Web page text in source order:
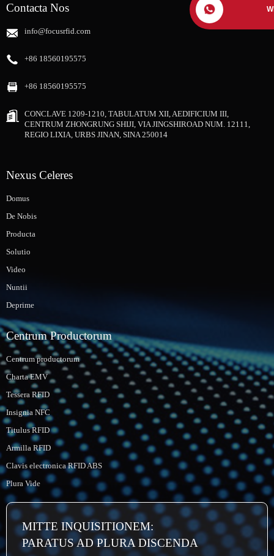
Contacta Nos
info@focusrfid.com
+86 18560195575
+86 18560195575
CONCLAVE 1209-1210, TABULATUM XII, AEDIFICIUM III,
CENTRUM ZHONGRUNG SHIJI, VIA JINGSHIROAD NUM. 12111,
REGIO LIXIA, URBS JINAN, SINA 250014
Nexus Celeres
Domus
De Nobis
Producta
Solutio
Video
Nuntii
Deprime
Centrum Productorum
Centrum productorum
Charta EMV
Tessera RFID
Insignia NFC
Titulus RFID
Armilla RFID
Clavis electronica RFID ABS
Plura Vide
MITTE INQUISITIONEM:
PARATUS AD PLURA DISCENDA